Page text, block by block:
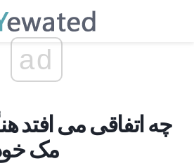
ad
چه اتفاقی می افتد
مک